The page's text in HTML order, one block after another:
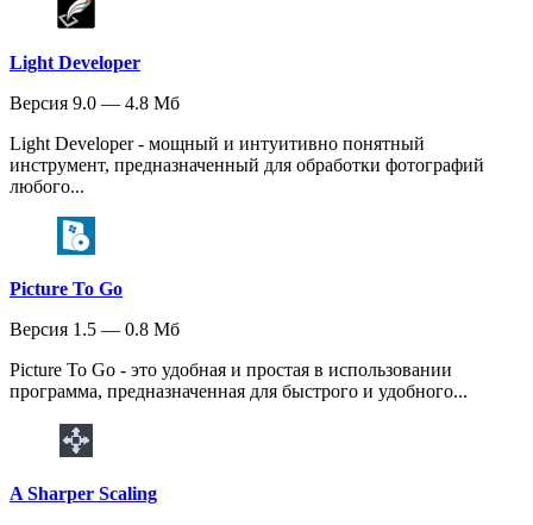
Light Developer
Версия 9.0 — 4.8 Мб
Light Developer - мощный и интуитивно понятный
инструмент, предназначенный для обработки фотографий
любого...
Picture To Go
Версия 1.5 — 0.8 Мб
Picture To Go - это удобная и простая в использовании
программа, предназначенная для быстрого и удобного...
A Sharper Scaling